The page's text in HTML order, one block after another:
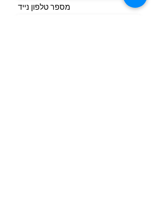
מספר טלפון נייד